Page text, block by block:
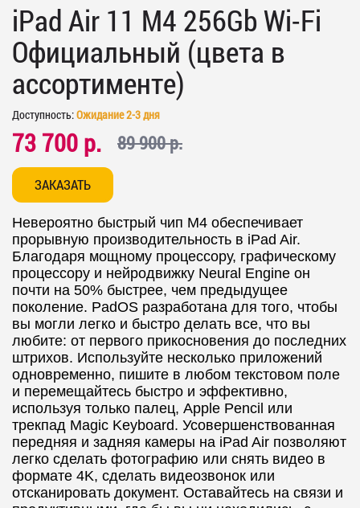
iPad Air 11 M4 256Gb Wi-Fi
Официальный (цвета в
ассортименте)
Доступность:Ожидание 2-3 дня
73 700 р. 89 900 р.
ЗАКАЗАТЬ
Невероятно быстрый чип M4 обеспечивает
прорывную производительность в iPad Air.
Благодаря мощному процессору, графическому
процессору и нейродвижку Neural Engine он
почти на 50% быстрее, чем предыдущее
поколение. PadOS разработана для того, чтобы
вы могли легко и быстро делать все, что вы
любите: от первого прикосновения до последних
штрихов. Используйте несколько приложений
одновременно, пишите в любом текстовом поле
и перемещайтесь быстро и эффективно,
используя только палец, Apple Pencil или
трекпад Magic Keyboard. Усовершенствованная
передняя и задняя камеры на iPad Air позволяют
легко сделать фотографию или снять видео в
формате 4K, сделать видеозвонок или
отсканировать документ. Оставайтесь на связи и